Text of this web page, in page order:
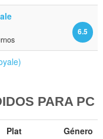
6.5
PARA PC
Plat Género